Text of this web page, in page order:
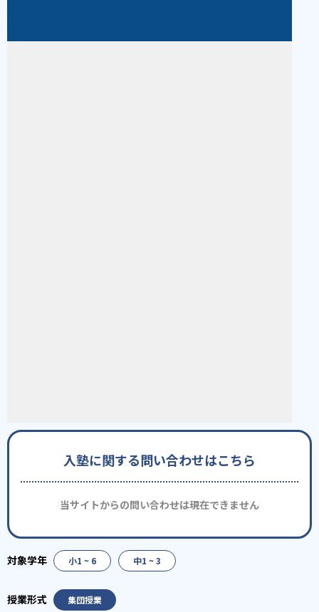
入塾に関する問い合わせはこちら
当サイトからの問い合わせは現在できません
小1 ~ 6 中1 ~ 3
集団授業